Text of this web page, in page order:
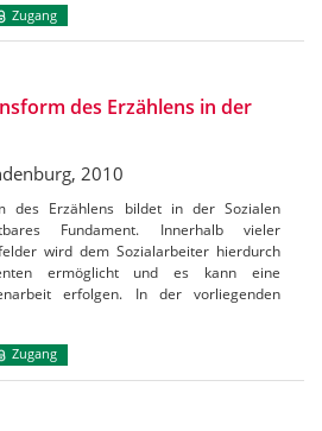
Zugang
des Erzählens in der
2010
des Erzählens bildet in der Sozialen
Fundament. Innerhalb vieler
wird dem Sozialarbeiter hierdurch
ermöglicht und es kann eine
erfolgen. In der vorliegenden
Zugang